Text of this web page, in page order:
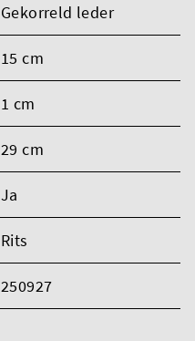
Gekorreld leder
15 cm
1 cm
29 cm
Ja
Rits
250927